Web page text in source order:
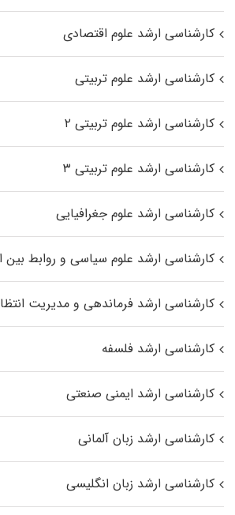
کارشناسی ارشد علوم اقتصادی
کارشناسی ارشد علوم تربیتی
کارشناسی ارشد علوم تربیتی ۲
کارشناسی ارشد علوم تربیتی ۳
کارشناسی ارشد علوم جغرافیایی
کارشناسی ارشد علوم سیاسی و روابط بین
کارشناسی ارشد فرماندهی و مدیریت
کارشناسی ارشد فلسفه
کارشناسی ارشد ایمنی صنعتی
کارشناسی ارشد زبان آلمانی
کارشناسی ارشد زبان انگلیسی